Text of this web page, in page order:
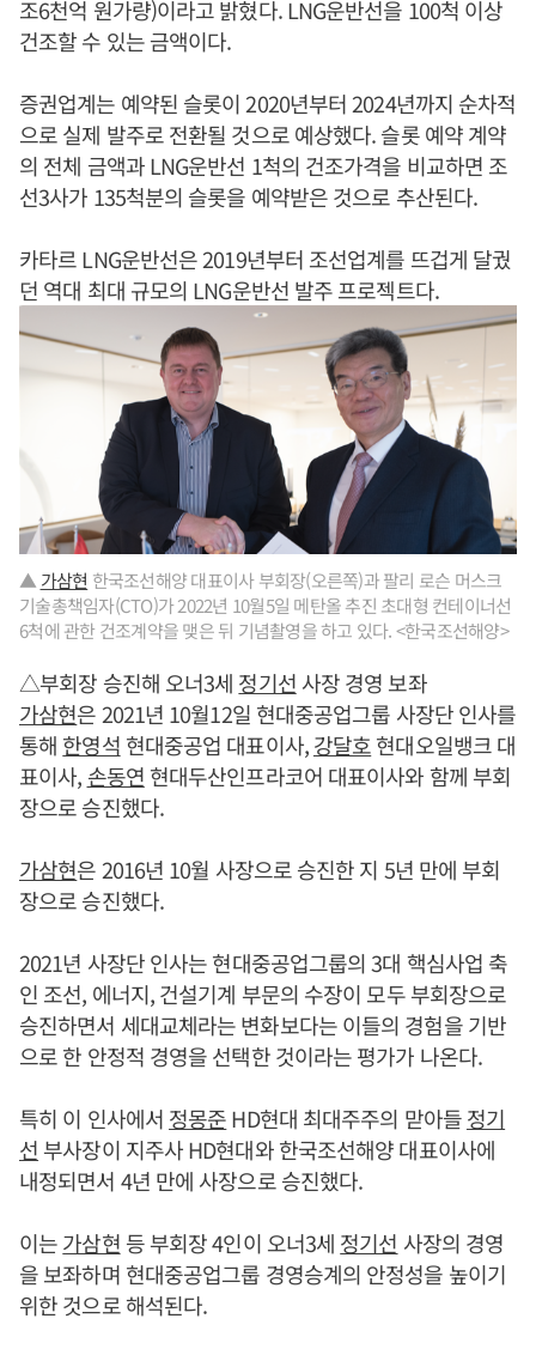
조6천억 원가량)이라고 밝혔다. LNG운반선을 100척 이상
건조할 수 있는 금액이다.
증권업계는 예약된 슬롯이 2020년부터 2024년까지 순차적
으로 실제 발주로 전환될 것으로 예상했다. 슬롯 예약 계약
의 전체 금액과 LNG운반선 1척의 건조가격을 비교하면 조
선3사가 135척분의 슬롯을 예약받은 것으로 추산된다.
카타르 LNG운반선은 2019년부터 조선업계를 뜨겁게 달궜
던 역대 최대 규모의 LNG운반선 발주 프로젝트다.
▲ 가삼현 한국조선해양 대표이사 부회장(오른쪽)과 팔리 로슨 머스크
기술총책임자(CTO)가 2022년 10월5일 메탄올 추진 초대형 컨테이너선
6척에 관한 건조계약을 맺은 뒤 기념촬영을 하고 있다. <한국조선해양>
△부회장 승진해 오너3세 정기선 사장 경영 보좌
가삼현은 2021년 10월12일 현대중공업그룹 사장단 인사를
통해 한영석 현대중공업 대표이사,강달호현대오일뱅크 대
표이사, 손동연 현대두산인프라코어 대표이사와 함께 부회
장으로 승진했다.
가삼현은 2016년 10월 사장으로 승진한 지 5년 만에 부회
장으로 승진했다.
2021년 사장단 인사는 현대중공업그룹의 3대 핵심사업 축
인 조선, 에너지, 건설기계 부문의 수장이 모두 부회장으로
승진하면서 세대교체라는 변화보다는 이들의 경험을 기반
으로 한 안정적 경영을 선택한 것이라는 평가가 나온다.
특히 이 인사에서 정몽준HD현대 최대주주의 맏아들정기
선부사장이 지주사 HD현대와 한국조선해양 대표이사에
내정되면서 4년 만에 사장으로 승진했다.
이는가삼현 등 부회장 4인이 오너3세 정기선 사장의 경영
을 보좌하며 현대중공업그룹 경영승계의 안정성을 높이기
위한 것으로 해석된다.